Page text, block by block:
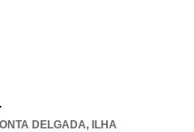
DELGADA, ILHA